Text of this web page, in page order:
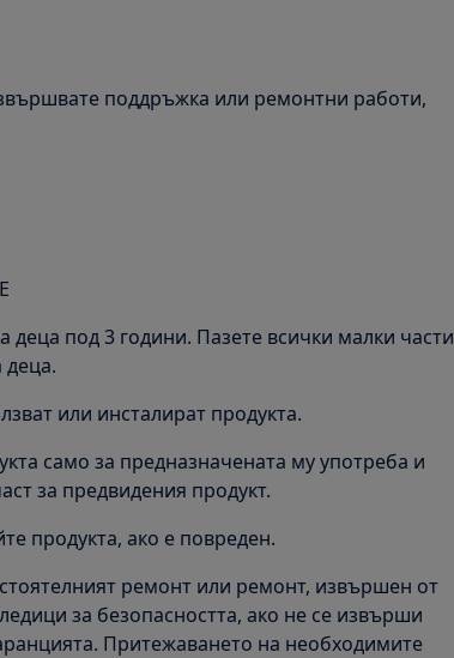
поддръжка или ремонтни работи,
под 3 години. Пазете всички малки части
деца.
или инсталират продукта.
само за предназначената му употреба и
за предвидения продукт.
продукта, ако е повреден.
ремонт или ремонт, извършен от
за безопасността, ако не се извърши
Притежаването на необходимите